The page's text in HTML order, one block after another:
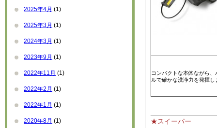
2025年4月 (1)
2025年3月 (1)
2024年3月 (1)
2023年9月 (1)
2022年11月 (1)
2022年2月 (1)
2022年1月 (1)
2020年8月 (1)
コンパクトな本体ながら、
ルで確かな洗浄力を発揮し
★